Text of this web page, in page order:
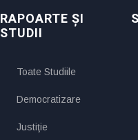
RAPOARTE ȘI
STUDII
Toate Studiile
Democratizare
Justiţie